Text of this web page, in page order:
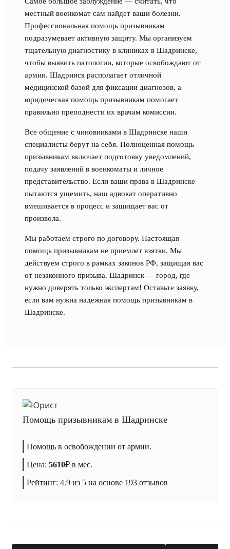
местный военкомат сам найдет ваши болезни.
Профессиональная помощь призывникам
подразумевает активную защиту. Мы организуем
тщательную диагностику в клиниках в Шадринске,
чтобы выявить патологии, которые освобождают от
армии. Шадринск располагает отличной
медицинской базой для фиксации диагнозов, а
юридическая помощь призывникам помогает
правильно преподнести их врачам комиссии.
Все общение с чиновниками в Шадринске наши
специалисты берут на себя. Полноценная помощь
призывникам включает подготовку уведомлений,
подачу заявлений в военкоматы и личное
представительство. Если ваши права в Шадринске
пытаются ущемить, наш адвокат оперативно
вмешивается в процесс и защищает вас от
произвола.
Мы работаем строго по договору. Настоящая
помощь призывникам не приемлет взятки. Мы
действуем строго в рамках законов РФ, защищая вас
от незаконного призыва. Шадринск — город, где
нужно доверять только экспертам! Оставьте заявку,
если вам нужна надежная помощь призывникам в
Шадринске.
Помощь призывникам в Шадринске
Помощь в освобождении от армии.
Цена: 5610₽ в мес.
Рейтинг: 4.9 из 5 на основе 193 отзывов